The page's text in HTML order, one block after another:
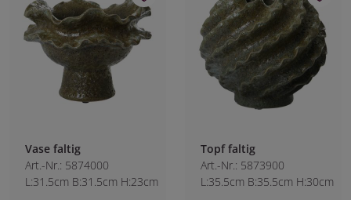
Vase faltig
Art.-Nr.: 5874000
L:31.5cm B:31.5cm H:23cm
Topf faltig
Art.-Nr.: 5873900
L:35.5cm B:35.5cm H:30cm